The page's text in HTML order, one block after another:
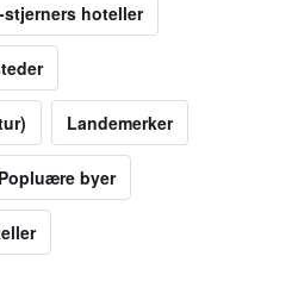
stjerners hoteller
Landemerker
Popluære byer